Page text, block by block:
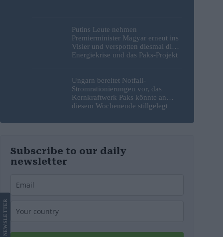
Putins Leute nehmen
Premierminister Magyar erneut ins
Visier und verspotten diesmal die
Energiekrise und das Paks-Projekt
Ungarn bereitet Notfall-
Stromrationierungen vor, das
Kernkraftwerk Paks könnte an
diesem Wochenende stillgelegt
Subscribe to our daily
newsletter
NEWS
LETTER